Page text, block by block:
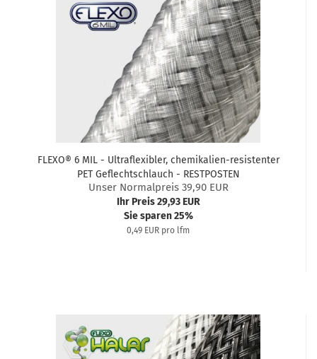
FLEXO® 6 MIL - Ultraflexibler, chemikalien-resistenter
PET Geflechtschlauch - RESTPOSTEN
Unser Normalpreis 39,90 EUR
Ihr Preis 29,93 EUR
Sie sparen 25%
0,49 EUR pro lfm